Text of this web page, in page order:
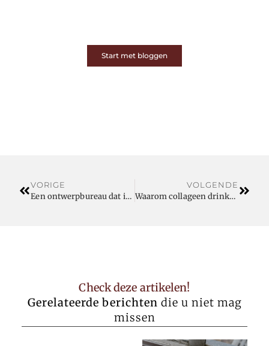
Start met bloggen
VORIGE
Een ontwerpbureau dat infrastructuur met visie vormgeeft
VOLGENDE
Waarom collageen drinken loont naarmate je ouder wordt
Check deze artikelen!
Gerelateerde berichten die u niet mag
missen